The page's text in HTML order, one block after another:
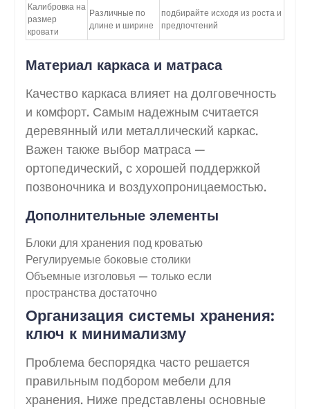
Калибровка на
размер
кровати
Различные по
длине и ширине
подбирайте исходя из роста и
предпочтений
Материал каркаса и матраса
Качество каркаса влияет на долговечность
и комфорт. Самым надежным считается
деревянный или металлический каркас.
Важен также выбор матраса —
ортопедический, с хорошей поддержкой
позвоночника и воздухопроницаемостью.
Дополнительные элементы
Блоки для хранения под кроватью
Регулируемые боковые столики
Объемные изголовья — только если
пространства достаточно
Организация системы хранения:
ключ к минимализму
Проблема беспорядка часто решается
правильным подбором мебели для
хранения. Ниже представлены основные